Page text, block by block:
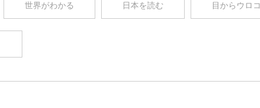
世界がわかる 日本を読む 目からウロコ